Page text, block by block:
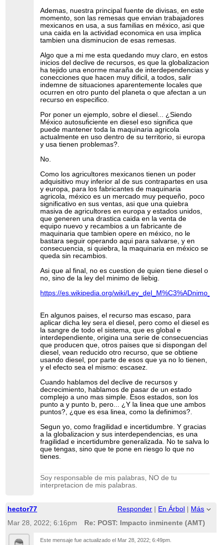
Ademas, nuestra principal fuente de divisas, en este
momento, son las remesas que envian trabajadores
mexicanos en usa, a sus familias en méxico, asi que
una caida en la actividad economica en usa implica
tambien una disminucion de esas remesas.
Algo que a mi me esta quedando muy claro, en estos
inicios del declive de recursos, es que la globalizacion
ha tejido una enorme maraña de interdependencias y
conecciones que hacen muy dificil, a todos, salir
indemne de situaciones aparentemente locales que
ocurren en otro punto del planeta o que afectan a un
recurso en especifico.
Por poner un ejemplo, sobre el diesel... ¿Siendo
México autosuficiente en diesel eso significa que
puede mantener toda la maquinaria agricola
actualmente en uso dentro de su territorio, si europa
y usa tienen problemas?.
No.
Como los agricultores mexicanos tienen un poder
adquisitivo muy inferior al de sus contrapartes en usa
y europa, para los fabricantes de maquinaria
agricola, méxico es un mercado muy pequeño, poco
significativo en sus ventas, asi que una quiebra
masiva de agricultores en europa y estados unidos,
que generen una drastica caida en la venta de
equipo nuevo y recambios a un fabricante de
maquinaria que tambien opere en méxico, no le
bastara seguir operando aqui para salvarse, y en
consecuencia, si quiebra, la maquinaria en méxico se
queda sin recambios.
Asi que al final, no es cuestion de quien tiene diesel o
no, sino de la ley del minimo de liebig.
https://es.wikipedia.org/wiki/
En algunos paises, el recurso mas escaso, para
aplicar dicha ley sera el diesel, pero como el diesel es
la sangre de todo el sistema, que es global e
interdependiente, origina una serie de consecuencias
que producen que, otros paises que si dispongan del
diesel, vean reducido otro recurso, que se obtiene
usando diesel, por parte de esos que ya no lo tienen,
y el efecto sea el mismo: escasez.
Cuando hablamos del declive de recursos y
decrecimiento, hablamos de pasar de un estado
complejo a uno mas simple. Esos estados, son los
punto a y punto b, pero... ¿Y la linea que une ambos
puntos?, ¿que es esa linea, como la definimos?.
Segun yo, como fragilidad e incertidumbre. Y gracias
a la globalizacion y sus interdependencias, es una
fragilidad e incertidumbre generalizada. No te salva lo
que tengas, sino que te pone en riesgo lo que no
tienes.
Soy responsable de mis palabras, NO de tu
interpretacion de mis palabras.
hector77 Responder En Árbol
Más
Mar 28, 2022; 6:16pm
Re: POST: Impacto inminente (AMT)
Este mensaje fue actualizado el Mar 28, 2022; 6:49pm